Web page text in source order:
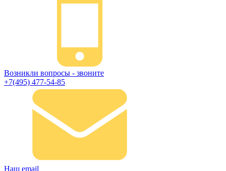
Возникли вопросы - звоните
+7(495) 477-54-85
Наш email